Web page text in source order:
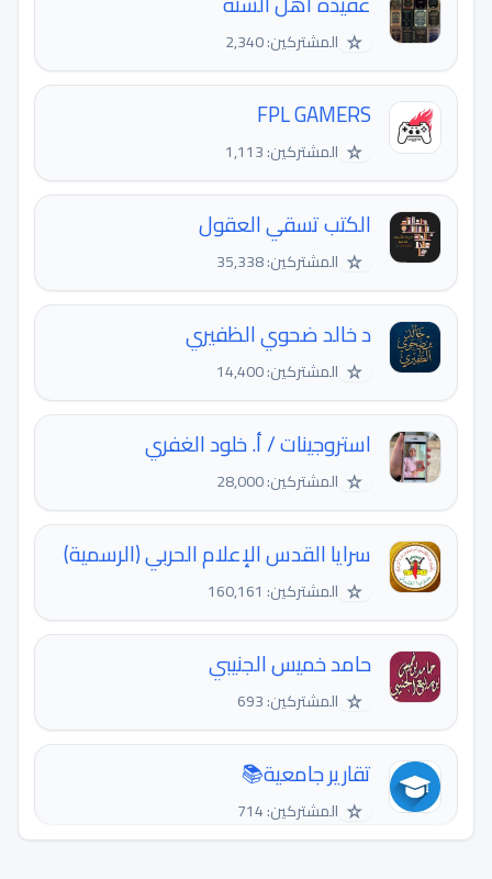
☆ المشتركين: 2,340
FPL GAMERS
☆ المشتركين: 1,113
الكتب تسقي العقول
☆ المشتركين: 35,338
د خالد ضحوي الظفيري
☆ المشتركين: 14,400
استروجينات / أ. خلود الغفري
☆ المشتركين: 28,000
سرايا القدس الإعلام الحربي (الرسمية)
☆ المشتركين: 160,161
حامد خميس الجنيبي
☆ المشتركين: 693
تقارير جامعية📚
☆ المشتركين: 714